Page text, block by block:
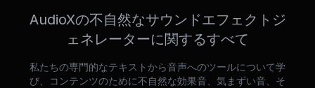
AudioXの不自然なサウンドエフェクトジ
ェネレーターに関するすべて
私たちの専門的なテキストから音声へのツールについて学
び、コンテンツのために不自然な効果音、気まずい音、そ